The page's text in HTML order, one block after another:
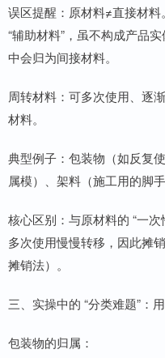
误区提醒：原材料≠直接材
“辅助材料”，虽不构成产品
中会归为间接材料。
周转材料：可多次使用、逐
材料。
典型例子：包装物（如反复
属模）、架料（施工用的脚手
核心区别：与原材料的 “一
多次使用慢慢转移，因此摊
摊销法）。
三、实操中的 “分类难题”：
包装物的归属：